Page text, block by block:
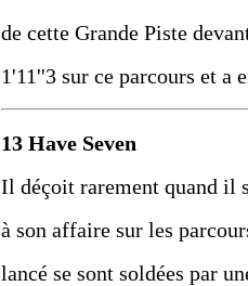
de cette Grande Piste
1'11''3 sur ce parcours et a
13 Have Seven
Il déçoit rarement quand il
à son affaire sur les
lancé se sont soldées par